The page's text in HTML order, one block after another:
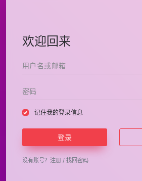
欢迎回来
记住我的登录信息
登录
没有账号？ 注册 / 找回密码